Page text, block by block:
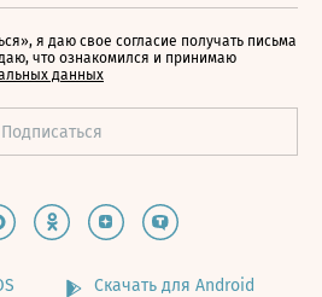
я даю свое согласие получать письма
что ознакомился и принимаю
данных
Скачать для Android